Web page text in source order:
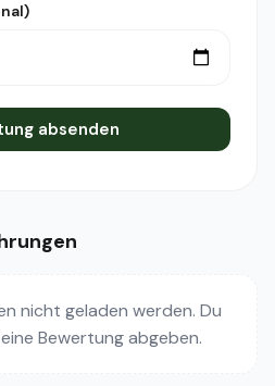
absenden
nicht geladen werden. Du
Bewertung abgeben.